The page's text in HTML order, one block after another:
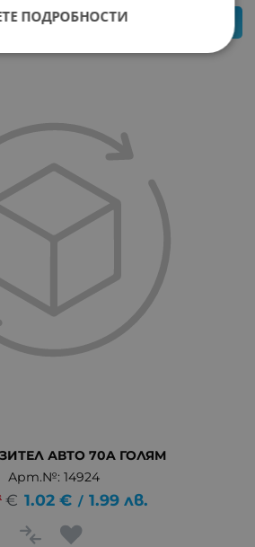
КУПИ
АВТО 70A ГОЛЯМ
Арт.№: 14924
€ 1.02 € / 1.99 лв.
ПОДРОБНОСТИ